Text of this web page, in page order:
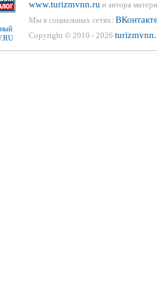
www.turizmvnn.ru и автора
Мы в социальных сетях:
Copyright © 2010 - 2026